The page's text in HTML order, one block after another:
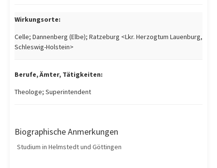
Wirkungsorte:
Celle; Dannenberg (Elbe); Ratzeburg <Lkr. Herzogtum Lauenburg,
Schleswig-Holstein>
Berufe, Ämter, Tätigkeiten:
Theologe; Superintendent
Biographische Anmerkungen
Studium in Helmstedt und Göttingen